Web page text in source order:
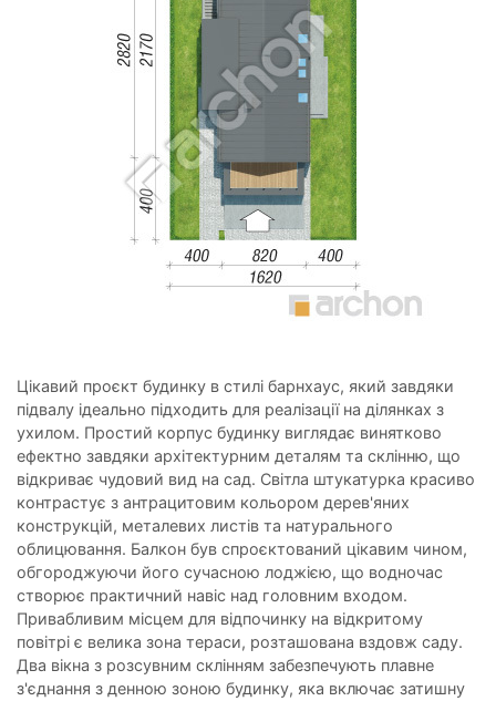
Цікавий проєкт будинку в стилі барнхаус, який завдяки
підвалу ідеально підходить для реалізації на ділянках з
ухилом. Простий корпус будинку виглядає винятково
ефектно завдяки архітектурним деталям та склінню, що
відкриває чудовий вид на сад. Світла штукатурка красиво
контрастує з антрацитовим кольором дерев'яних
конструкцій, металевих листів та натурального
облицювання. Балкон був спроєктований цікавим чином,
обгороджуючи його сучасною лоджією, що водночас
створює практичний навіс над головним входом.
Привабливим місцем для відпочинку на відкритому
повітрі є велика зона тераси, розташована вздовж саду.
Два вікна з розсувним склінням забезпечують плавне
з'єднання з денною зоною будинку, яка включає затишну